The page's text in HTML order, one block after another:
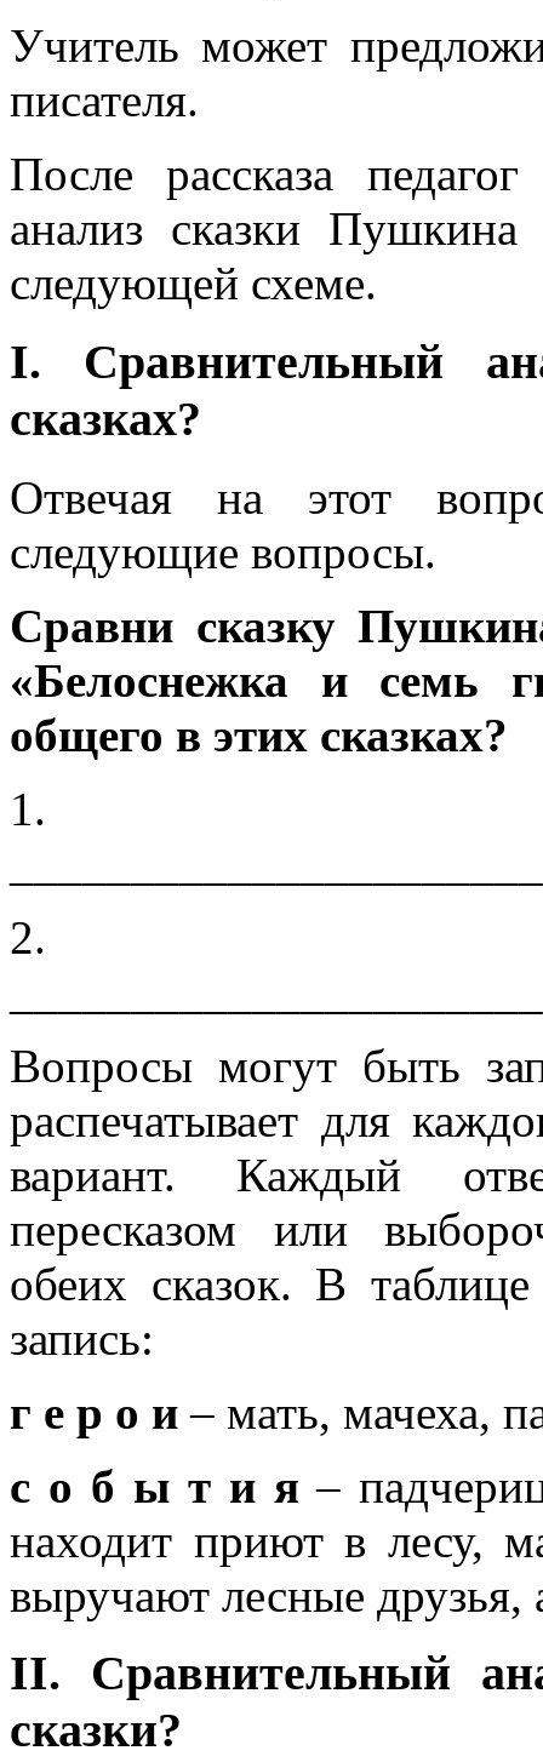
Учитель может
писателя.
После рассказа
анализ сказки
следующей схеме.
I. Сравнительный
сказках?
Отвечая на этот
следующие вопросы.
Сравни сказку
«Белоснежка и семь
общего в этих сказках?
1.
2.
Вопросы могут быть
распечатывает для
вариант. Каждый
пересказом или
обеих сказок. В
запись:
г е р о и – мать, мачеха,
с о б ы т и я –
находит приют в лесу,
выручают лесные друзья,
II. Сравнительный
сказки?